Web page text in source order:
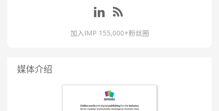
加入IMP 155,000+粉丝圈
媒体介绍